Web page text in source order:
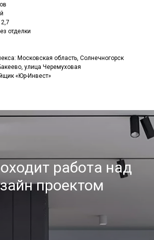
отделки
Московская область, Солнечногорск
улица Черемуховая
«Юр-Инвест»
работа над
проектом